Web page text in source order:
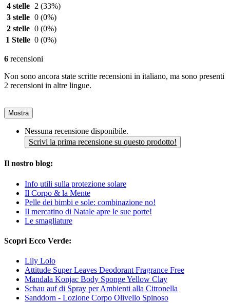
4 stelle
2 (33%)
3 stelle 0 (0%)
2 stelle 0 (0%)
1 Stelle 0 (0%)
6 recensioni
Non sono ancora state scritte recensioni in italiano, ma sono presenti
2 recensioni in altre lingue.
Mostra
Nessuna recensione disponibile.
Scrivi la prima recensione su questo prodotto!
Il nostro blog:
Info utili sulla protezione solare
Il Corpo & la Mente
Pelle dei bimbi e sole: combinazione no!
Il mercatino di Natale apre le sue porte!
Le smagliature
Scopri Ecco Verde:
Lily Lolo
Attitude Super Leaves Deodorant Fragrance Free
Mandala Konjac Body Sponge Yellow Clay
Schau auf di Spray per Ambienti alla Citronella
Sanddorn - Lozione Corpo Olivello Spinoso